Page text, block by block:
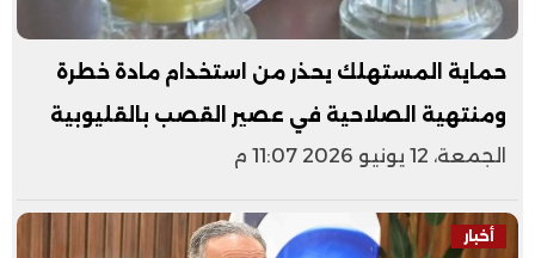
حماية المستهلك يحذر من استخدام مادة خطرة
ومنتهية الصلاحية في عصير القصب بالقليوبية
الجمعة، 12 يونيو 2026 11:07 م
أخبار